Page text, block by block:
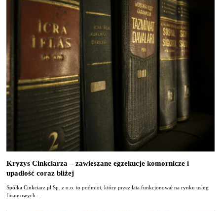
Kryzys Cinkciarza – zawieszane egzekucje komornicze i
upadłość coraz bliżej
Spółka Cinkciarz.pl Sp. z o.o. to podmiot, który przez lata funkcjonował na rynku usług
finansowych —